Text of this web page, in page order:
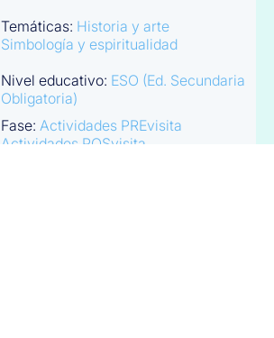
Temáticas: Historia y arte
Simbología y espiritualidad
Nivel educativo: ESO (Ed. Secundaria
Obligatoria)
Fase: Actividades PREvisita
Actividades POSvisita